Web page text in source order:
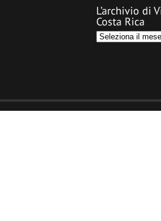
L’archivio di
Costa Rica
L’archivio
di